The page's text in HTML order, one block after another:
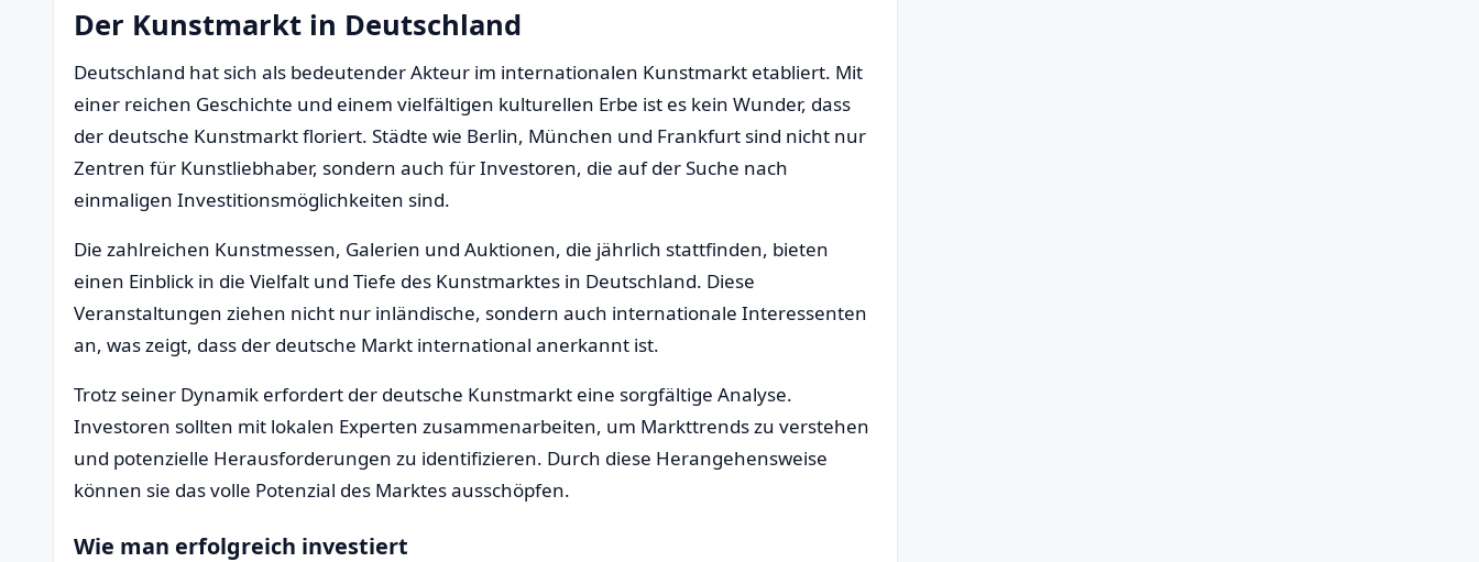
Der Kunstmarkt in Deutschland
Deutschland hat sich als bedeutender Akteur im internationalen Kunstmarkt etabliert. Mit
einer reichen Geschichte und einem vielfältigen kulturellen Erbe ist es kein Wunder, dass
der deutsche Kunstmarkt floriert. Städte wie Berlin, München und Frankfurt sind nicht nur
Zentren für Kunstliebhaber, sondern auch für Investoren, die auf der Suche nach
einmaligen Investitionsmöglichkeiten sind.
Die zahlreichen Kunstmessen, Galerien und Auktionen, die jährlich stattfinden, bieten
einen Einblick in die Vielfalt und Tiefe des Kunstmarktes in Deutschland. Diese
Veranstaltungen ziehen nicht nur inländische, sondern auch internationale Interessenten
an, was zeigt, dass der deutsche Markt international anerkannt ist.
Trotz seiner Dynamik erfordert der deutsche Kunstmarkt eine sorgfältige Analyse.
Investoren sollten mit lokalen Experten zusammenarbeiten, um Markttrends zu verstehen
und potenzielle Herausforderungen zu identifizieren. Durch diese Herangehensweise
können sie das volle Potenzial des Marktes ausschöpfen.
Wie man erfolgreich investiert